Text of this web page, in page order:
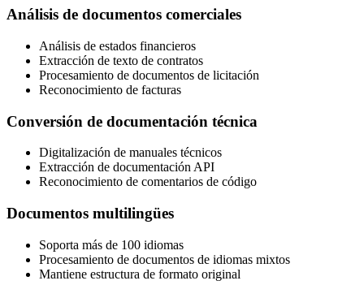
Análisis de documentos comerciales
Análisis de estados financieros
Extracción de texto de contratos
Procesamiento de documentos de licitación
Reconocimiento de facturas
Conversión de documentación técnica
Digitalización de manuales técnicos
Extracción de documentación API
Reconocimiento de comentarios de código
Documentos multilingües
Soporta más de 100 idiomas
Procesamiento de documentos de idiomas mixtos
Mantiene estructura de formato original